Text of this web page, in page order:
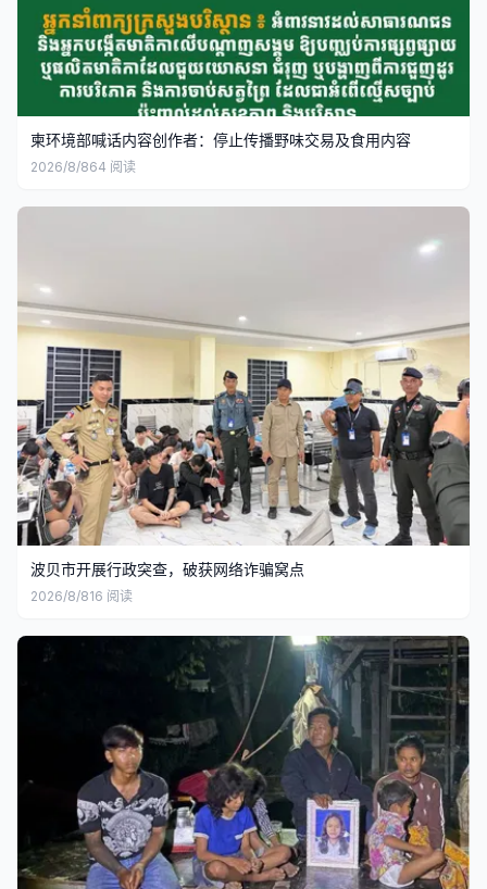
柬环境部喊话内容创作者：停止传播野味交易及食用内容
2026/8/864 阅读
波贝市开展行政突查，破获网络诈骗窝点
2026/8/816 阅读